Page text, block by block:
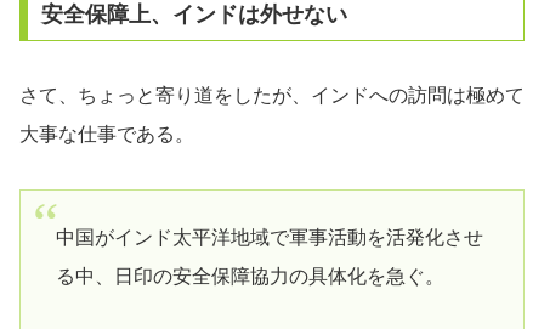
安全保障上、インドは外せない
さて、ちょっと寄り道をしたが、インドへの訪問は極めて
大事な仕事である。
中国がインド太平洋地域で軍事活動を活発化させ
る中、日印の安全保障協力の具体化を急ぐ。